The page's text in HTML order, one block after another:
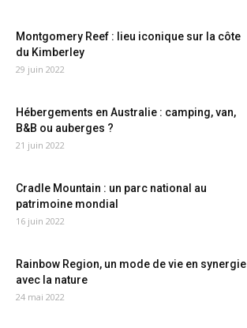
Montgomery Reef : lieu iconique sur la côte
du Kimberley
29 juin 2022
Hébergements en Australie : camping, van,
B&B ou auberges ?
21 juin 2022
Cradle Mountain : un parc national au
patrimoine mondial
16 juin 2022
Rainbow Region, un mode de vie en synergie
avec la nature
24 mai 2022